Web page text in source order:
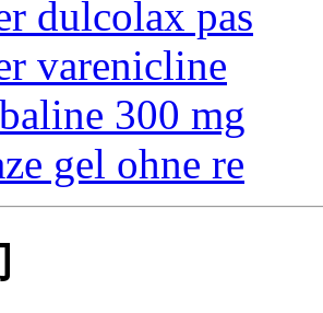
dulcolax pas
varenicline
300 mg
gel ohne re